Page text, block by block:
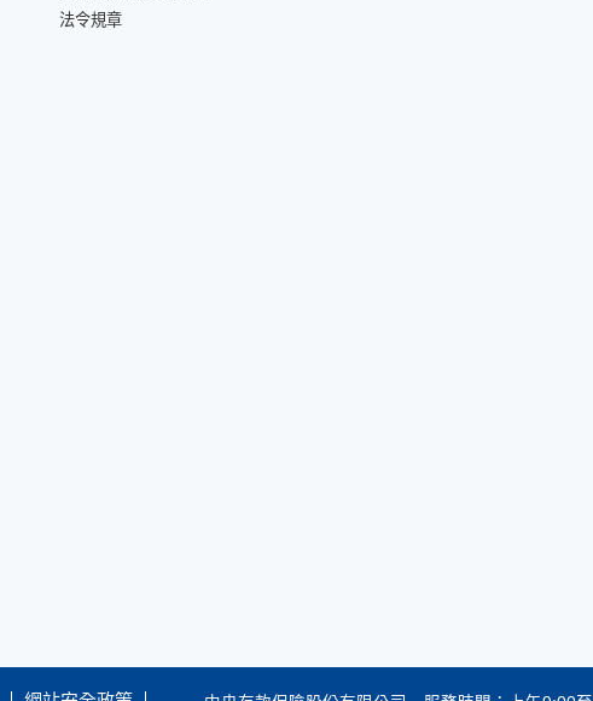
法令規章